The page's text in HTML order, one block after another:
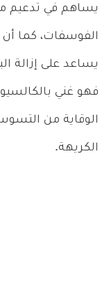
يساهم في تدعيم
الفوسفات، كما أن
يساعد على إزالة
فهو غني
الوقاية من
الكريهة.